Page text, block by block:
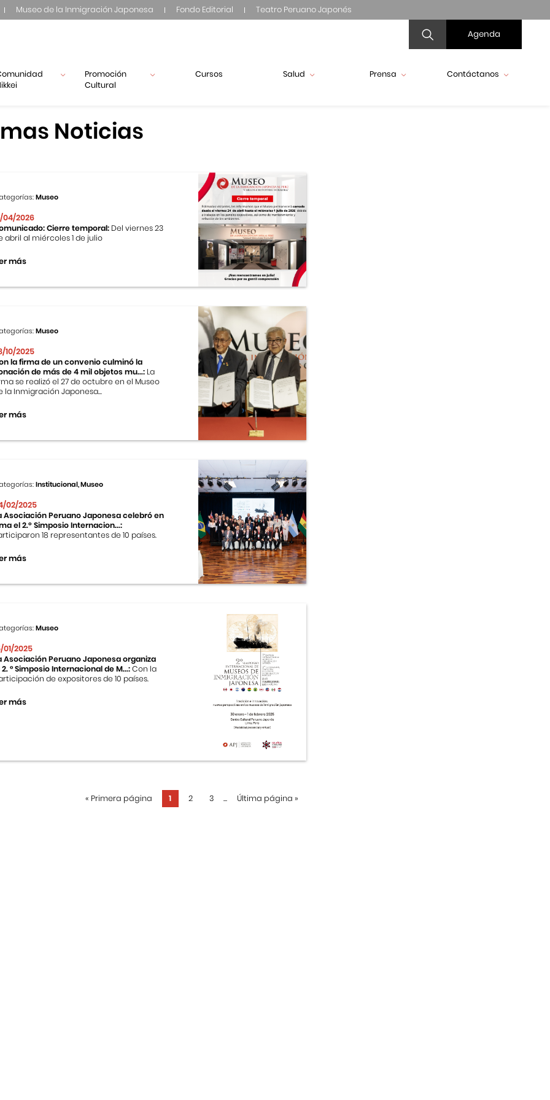
Museo de la Inmigración Japonesa Fondo Editorial Teatro Peruano Japonés
Agenda
Promoción
Cultural
Cursos Salud Prensa Contáctanos
Noticias
Museo
04/2026
Cierre temporal: Del viernes 23
abril al miércoles 1 de julio
más
Museo
10/2025
la firma de un convenio culminó la
de más de 4 mil objetos mu...: La
se realizó el 27 de octubre en el Museo
la Inmigración Japonesa...
más
Institucional, Museo
02/2025
Asociación Peruano Japonesa celebró en
el 2.º Simposio Internacion...:
18 representantes de 10 países.
más
Museo
01/2025
Asociación Peruano Japonesa organiza
2. ° Simposio Internacional de M...:Con la
de expositores de 10 países.
más
« Primera página 1 2 3 ... Última página »